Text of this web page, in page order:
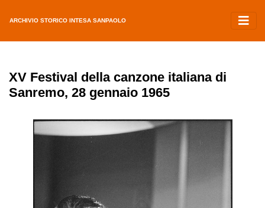
ARCHIVIO STORICO INTESA SANPAOLO
XV Festival della canzone italiana di
Sanremo, 28 gennaio 1965